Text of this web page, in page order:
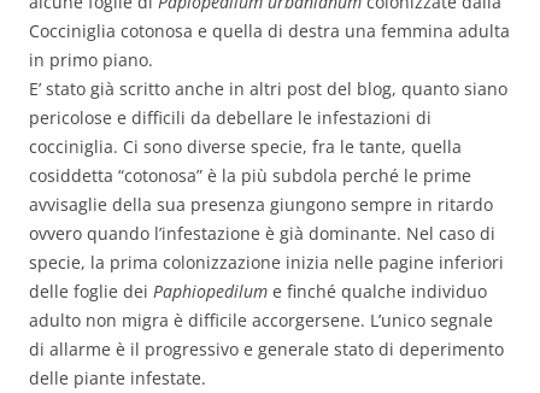
Cocciniglia cotonosa e quella di destra una femmina adulta
in primo piano.
E’ stato già scritto anche in altri post del blog, quanto siano
pericolose e difficili da debellare le infestazioni di
cocciniglia. Ci sono diverse specie, fra le tante, quella
cosiddetta “cotonosa” è la più subdola perché le prime
avvisaglie della sua presenza giungono sempre in ritardo
ovvero quando l’infestazione è già dominante. Nel caso di
specie, la prima colonizzazione inizia nelle pagine inferiori
delle foglie dei Paphiopedilum e finché qualche individuo
adulto non migra è difficile accorgersene. L’unico segnale
di allarme è il progressivo e generale stato di deperimento
delle piante infestate.